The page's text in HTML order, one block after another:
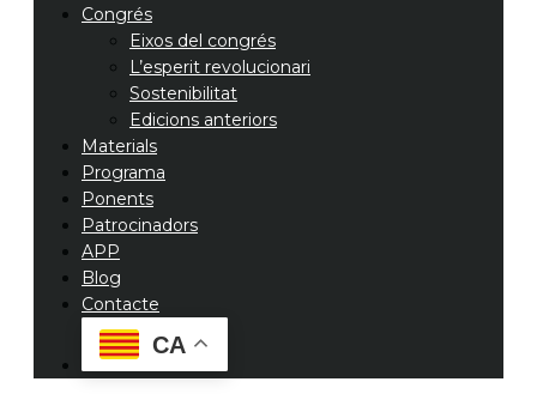
Congrés
Eixos del congrés
L’esperit revolucionari
Sostenibilitat
Edicions anteriors
Materials
Programa
Ponents
Patrocinadors
APP
Blog
Contacte
CA